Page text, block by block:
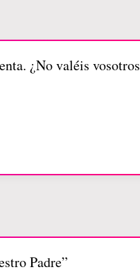
¿No valéis vosotros
Padre”